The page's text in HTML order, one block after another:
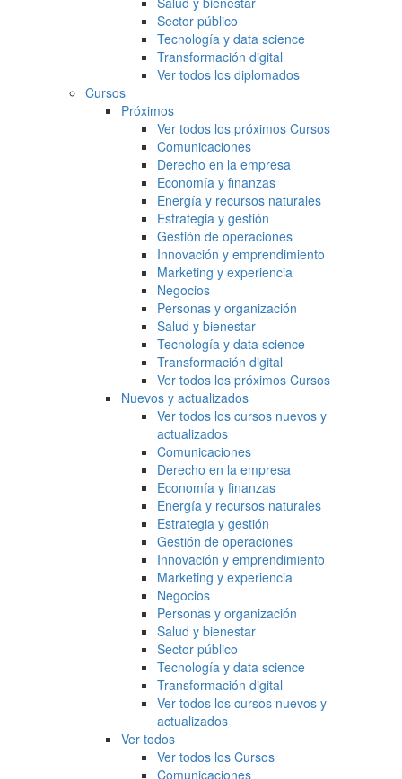
Sector público
Tecnología y data science
Transformación digital
Ver todos los diplomados
Cursos
Próximos
Ver todos los próximos Cursos
Comunicaciones
Derecho en la empresa
Economía y finanzas
Energía y recursos naturales
Estrategia y gestión
Gestión de operaciones
Innovación y emprendimiento
Marketing y experiencia
Negocios
Personas y organización
Salud y bienestar
Tecnología y data science
Transformación digital
Ver todos los próximos Cursos
Nuevos y actualizados
Ver todos los cursos nuevos y
actualizados
Comunicaciones
Derecho en la empresa
Economía y finanzas
Energía y recursos naturales
Estrategia y gestión
Gestión de operaciones
Innovación y emprendimiento
Marketing y experiencia
Negocios
Personas y organización
Salud y bienestar
Sector público
Tecnología y data science
Transformación digital
Ver todos los cursos nuevos y
actualizados
Ver todos
Ver todos los Cursos
Comunicaciones